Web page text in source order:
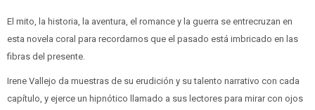
El mito, la historia, la aventura, el romance y la guerra se entrecruzan en
esta novela coral para recordarnos que el pasado está imbricado en las
fibras del presente.
Irene Vallejo da muestras de su erudición y su talento narrativo con cada
capítulo, y ejerce un hipnótico llamado a sus lectores para mirar con ojos